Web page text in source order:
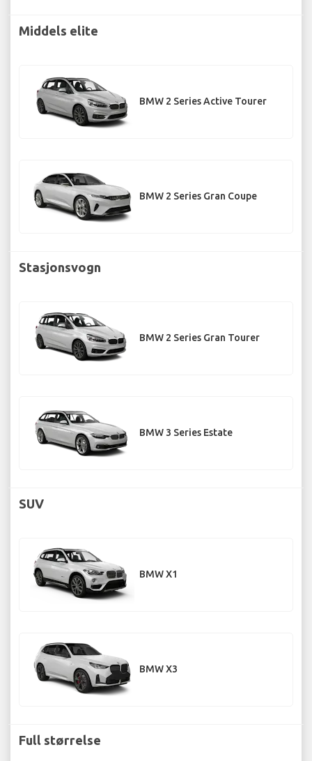
Middels elite
BMW 2 Series Active Tourer
BMW 2 Series Gran Coupe
Stasjonsvogn
BMW 2 Series Gran Tourer
BMW 3 Series Estate
SUV
BMW X1
BMW X3
Full størrelse